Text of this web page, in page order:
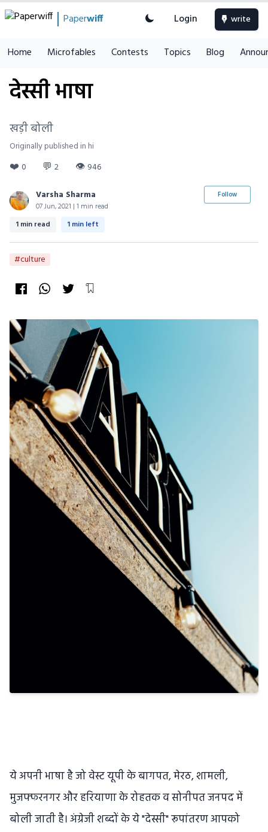
Paperwiff Login write
Home Microfables Contests Topics Blog
देस्सी भाषा
खड़ी बोली
Originally published in hi
❤️ 0 💬 2 👁 946
Varsha Sharma
07 Jun, 2021 | 1 min read
Follow
1 min read 1 min left
#culture
ये अपनी भाषा है जो वेस्ट यूपी के बागपत, मेरठ, शामली,
मुजफ्फरनगर और हरियाणा के रोहतक व सोनीपत जनपद में
बोली जाती है। अंग्रेजी शब्दों के ये "देस्सी" रूपांतरण आपको